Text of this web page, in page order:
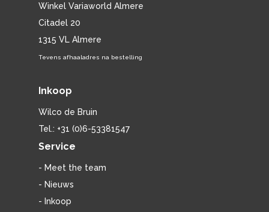
Winkel Variaworld Almere
Citadel 20
1315 VL Almere
Tevens afhaaladres na bestelling
Inkoop
Wilco de Bruin
Tel.: +31 (0)6-53381547
Service
- Meet the team
- Nieuws
- Inkoop